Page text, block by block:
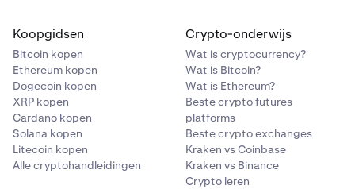
Koopgidsen
Bitcoin kopen
Ethereum kopen
Dogecoin kopen
XRP kopen
Cardano kopen
Solana kopen
Litecoin kopen
Alle cryptohandleidingen
Crypto-onderwijs
Wat is cryptocurrency?
Wat is Bitcoin?
Wat is Ethereum?
Beste crypto futures
platforms
Beste crypto exchanges
Kraken vs Coinbase
Kraken vs Binance
Crypto leren